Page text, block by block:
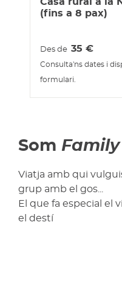
Casa rural a la
(fins a 8 pax)
Des de 35€
Consulta'ns dates i
formulari.
Som
Viatja amb qui
grup amb el gos...
El que fa especial el
el destí